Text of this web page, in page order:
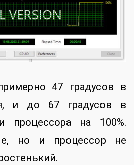
47 градусов в
и до 67 градусов в
процессора на 100%.
но и процессор не